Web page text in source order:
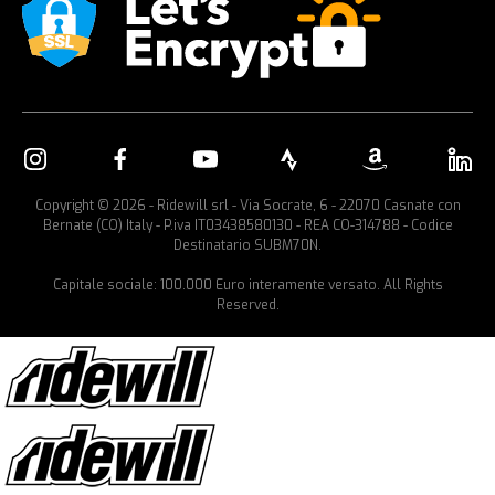
Copyright © 2026 - Ridewill srl - Via Socrate, 6 - 22070 Casnate con
Bernate (CO) Italy - P.iva IT03438580130 - REA CO-314788 - Codice
Destinatario SUBM70N.
Capitale sociale: 100.000 Euro interamente versato. All Rights
Reserved.